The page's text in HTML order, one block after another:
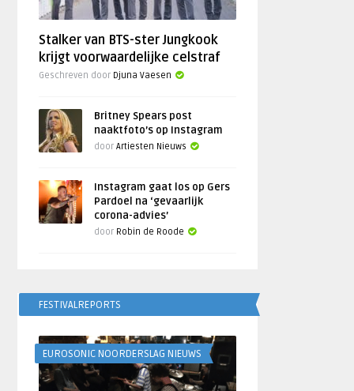
Stalker van BTS-ster Jungkook
krijgt voorwaardelijke celstraf
Geschreven door Djuna Vaesen
Britney Spears post
naaktfoto’s op Instagram
doorArtiesten Nieuws
Instagram gaat los op Gers
Pardoel na ‘gevaarlijk
corona-advies’
door Robin de Roode
FESTIVALREPORTS
EUROSONIC NOORDERSLAG NIEUWS